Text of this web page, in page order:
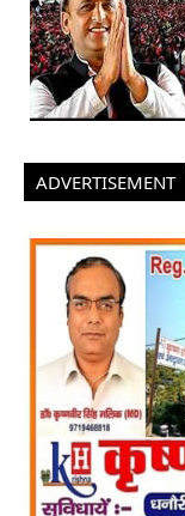
ADVERTISEMENT